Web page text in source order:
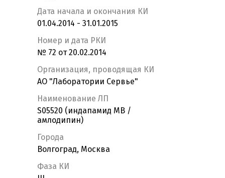
Дата начала и окончания КИ
01.04.2014 - 31.01.2015
Номер и дата РКИ
№ 72 от 20.02.2014
Организация, проводящая КИ
АО "Лаборатории Сервье"
Наименование ЛП
S05520 (индапамид МВ /
амлодипин)
Города
Волгоград, Москва
Фаза КИ